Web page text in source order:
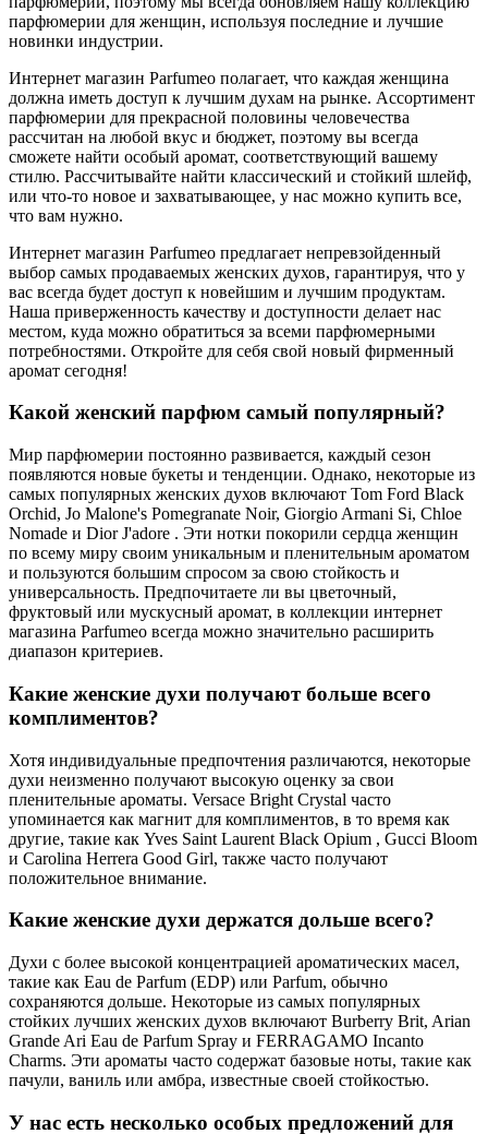
парфюмерии для женщин, используя последние и лучшие
новинки индустрии.
Интернет магазин Parfumeo полагает, что каждая женщина
должна иметь доступ к лучшим духам на рынке. Ассортимент
парфюмерии для прекрасной половины человечества
рассчитан на любой вкус и бюджет, поэтому вы всегда
сможете найти особый аромат, соответствующий вашему
стилю. Рассчитывайте найти классический и стойкий шлейф,
или что-то новое и захватывающее, у нас можно купить все,
что вам нужно.
Интернет магазин Parfumeo предлагает непревзойденный
выбор самых продаваемых женских духов, гарантируя, что у
вас всегда будет доступ к новейшим и лучшим продуктам.
Наша приверженность качеству и доступности делает нас
местом, куда можно обратиться за всеми парфюмерными
потребностями. Откройте для себя свой новый фирменный
аромат сегодня!
Какой женский парфюм самый популярный?
Мир парфюмерии постоянно развивается, каждый сезон
появляются новые букеты и тенденции. Однако, некоторые из
самых популярных женских духов включают Tom Ford Black
Orchid, Jo Malone's Pomegranate Noir, Giorgio Armani Si, Chloe
Nomade и Dior J'adore . Эти нотки покорили сердца женщин
по всему миру своим уникальным и пленительным ароматом
и пользуются большим спросом за свою стойкость и
универсальность. Предпочитаете ли вы цветочный,
фруктовый или мускусный аромат, в коллекции интернет
магазина Parfumeo всегда можно значительно расширить
диапазон критериев.
Какие женские духи получают больше всего
комплиментов?
Хотя индивидуальные предпочтения различаются, некоторые
духи неизменно получают высокую оценку за свои
пленительные ароматы. Versace Bright Crystal часто
упоминается как магнит для комплиментов, в то время как
другие, такие как Yves Saint Laurent Black Opium , Gucci Bloom
и Carolina Herrera Good Girl, также часто получают
положительное внимание.
Какие женские духи держатся дольше всего?
Духи с более высокой концентрацией ароматических масел,
такие как Eau de Parfum (EDP) или Parfum, обычно
сохраняются дольше. Некоторые из самых популярных
стойких лучших женских духов включают Burberry Brit, Arian
Grande Ari Eau de Parfum Spray и FERRAGAMO Incanto
Charms. Эти ароматы часто содержат базовые ноты, такие как
пачули, ваниль или амбра, известные своей стойкостью.
У нас есть несколько особых предложений для